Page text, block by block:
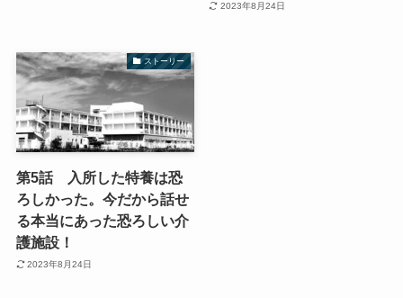
2023年8月24日
ストーリー
第5話 入所した特養は恐
ろしかった。今だから話せ
る本当にあった恐ろしい介
護施設！
2023年8月24日